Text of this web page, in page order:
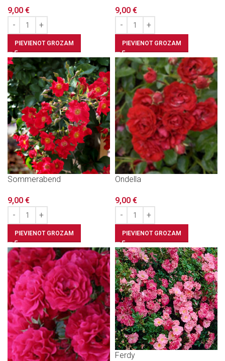
9,00 €
PIEVIENOT GROZAM
9,00 €
PIEVIENOT GROZAM
Sommerabend
9,00 €
PIEVIENOT GROZAM
Ondella
9,00 €
PIEVIENOT GROZAM
Ferdy